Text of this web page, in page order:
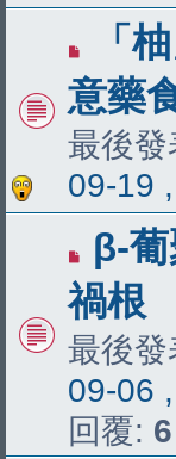
「
意藥
最後發
09-19
β-
禍根
最後發
09-06
回覆: 6